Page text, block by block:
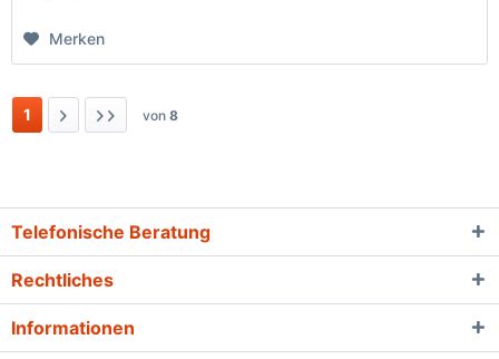
Merken
1 von 8
Telefonische Beratung
Rechtliches
Informationen